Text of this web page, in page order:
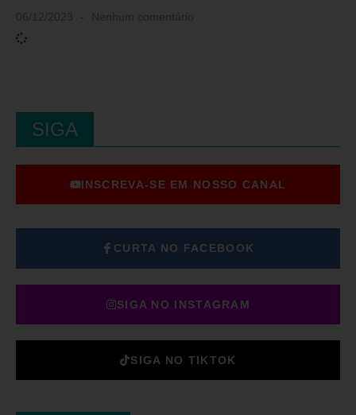
SIGA
INSCREVA-SE EM NOSSO CANAL
CURTA NO FACEBOOK
SIGA NO INSTAGRAM
SIGA NO TIKTOK